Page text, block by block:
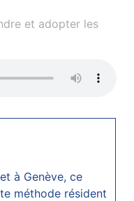
et adopter les
à Genève, ce
méthode résident